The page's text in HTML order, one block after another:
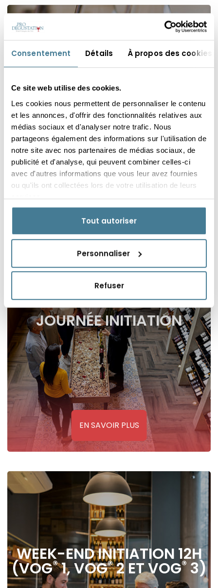
Consentement Détails À propos des cookies
Ce site web utilise des cookies.
Les cookies nous permettent de personnaliser le contenu
et les annonces, d'offrir des fonctionnalités relatives aux
médias sociaux et d'analyser notre trafic. Nous
partageons également des informations sur l'utilisation de
notre site avec nos partenaires de médias sociaux, de
publicité et d'analyse, qui peuvent combiner celles-ci
avec d'autres informations que vous leur avez fournies
ou qu'ils ont collectées lors de votre utilisation de leurs
services.
Tout autoriser
Personnaliser
Refuser
LES CÉPAGES ET TERROIRS
JOURNÉE INITIATION
EN SAVOIR PLUS
WEEK-END INITIATION 12H
(VOG®1, VOG®2 ET VOG® 3)